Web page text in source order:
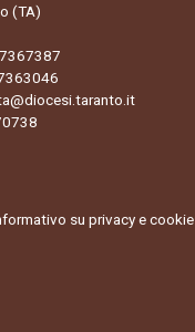
(TA)
su privacy e cookie